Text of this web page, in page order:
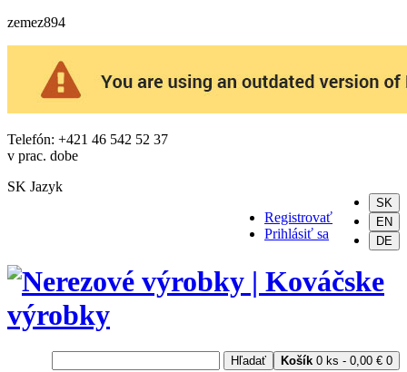
zemez894
Telefón: +421 46 542 52 37
v prac. dobe
SK Jazyk
SK
EN
DE
Registrovať
Prihlásiť sa
Košík 0 ks - 0,00 € 0
Hľadať